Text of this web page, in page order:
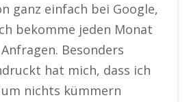
ganz einfach bei Google,
bekomme jeden Monat
Besonders
hat mich, dass ich
nichts kümmern